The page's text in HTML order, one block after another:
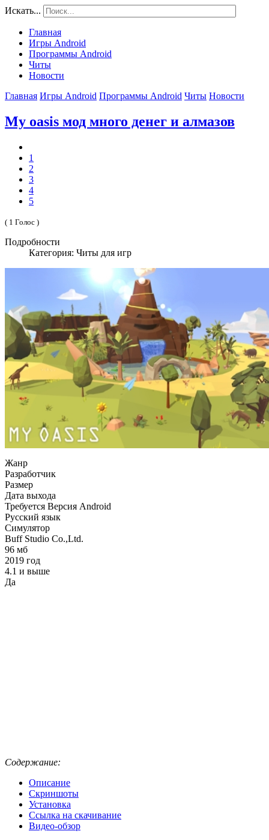
Искать...
Главная
Игры Android
Программы Android
Читы
Новости
Главная Игры Android Программы Android Читы Новости
My oasis мод много денег и алмазов
1
2
3
4
5
( 1 Голос )
Подробности
Категория: Читы для игр
Жанр
Разработчик
Размер
Дата выхода
Требуется Версия Android
Русский язык
Симулятор
Buff Studio Co.,Ltd.
96 мб
2019 год
4.1 и выше
Да
Содержание:
Описание
Скриншоты
Установка
Ссылка на скачивание
Видео-обзор